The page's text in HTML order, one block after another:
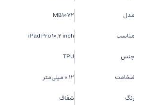
مدل MB1072
مناسب iPad Pro 10.2 inch
جنس TPU
ضخامت 0.12 میلی‌متر
رنگ شفاف